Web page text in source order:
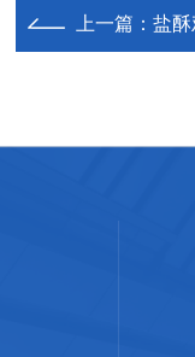
上一篇： 盐